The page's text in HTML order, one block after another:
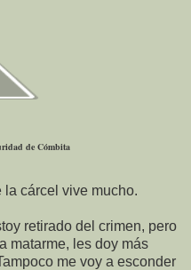
de Cómbita
cárcel vive mucho.
retirado del crimen, pero
matarme, les doy más
me voy a esconder